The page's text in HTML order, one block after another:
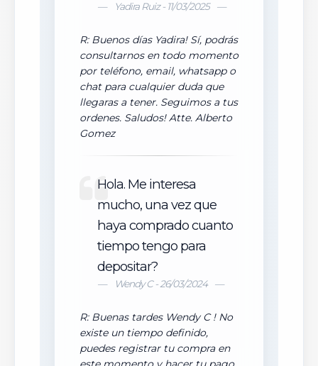
Yadira Ruiz - 11/03/2025
R: Buenos días Yadira! Sí, podrás
consultarnos en todo momento
por teléfono, email, whatsapp o
chat para cualquier duda que
llegaras a tener. Seguimos a tus
ordenes. Saludos! Atte. Alberto
Gomez
Hola. Me interesa
mucho, una vez que
haya comprado cuanto
tiempo tengo para
depositar?
Wendy C - 26/03/2024
R: Buenas tardes Wendy C ! No
existe un tiempo definido,
puedes registrar tu compra en